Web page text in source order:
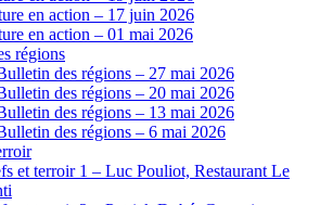
en action – 17 juin 2026
en action – 01 mai 2026
régions
des régions – 27 mai 2026
des régions – 20 mai 2026
des régions – 13 mai 2026
des régions – 6 mai 2026
et terroir 1 – Luc Pouliot, Restaurant Le